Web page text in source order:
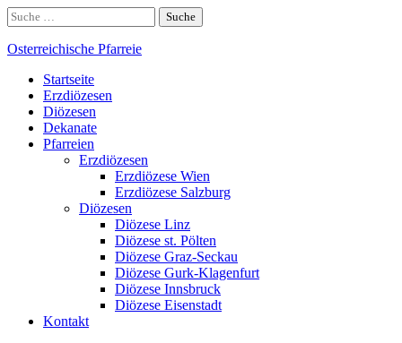
Skip
to
content
Suche
nach:
Osterreichische Pfarreie
Startseite
Erzdiözesen
Diözesen
Dekanate
Pfarreien
Erzdiözesen
Erzdiözese Wien
Erzdiözese Salzburg
Diözesen
Diözese Linz
Diözese st. Pölten
Diözese Graz-Seckau
Diözese Gurk-Klagenfurt
Diözese Innsbruck
Diözese Eisenstadt
Kontakt